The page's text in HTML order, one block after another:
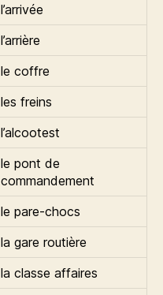
l’arrivée
l’arrière
le coffre
les freins
l’alcootest
le pont de
commandement
le pare-chocs
la gare routière
la classe affaires